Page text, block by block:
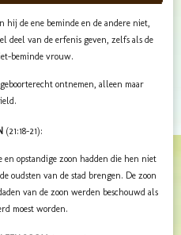
de ene beminde en de andere niet,
deel van de erfenis geven, zelfs als de
beminde vrouw.
ontnemen, alleen maar
(21:18-21):
opstandige zoon hadden die hen niet
oudsten van de stad brengen. De zoon
van de zoon werden beschouwd als
moest worden.